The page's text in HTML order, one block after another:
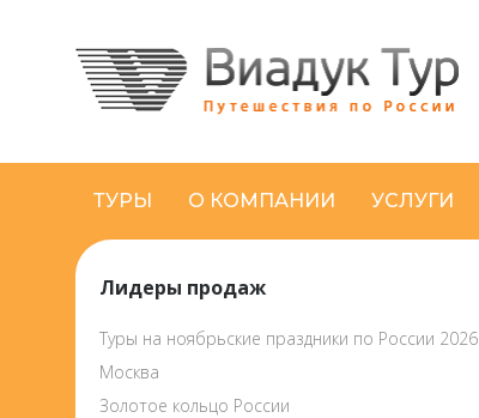
ТУРЫ О КОМПАНИИ УСЛУГИ
Лидеры продаж
Туры на ноябрьские праздники по России 2026
Москва
Золотое кольцо России